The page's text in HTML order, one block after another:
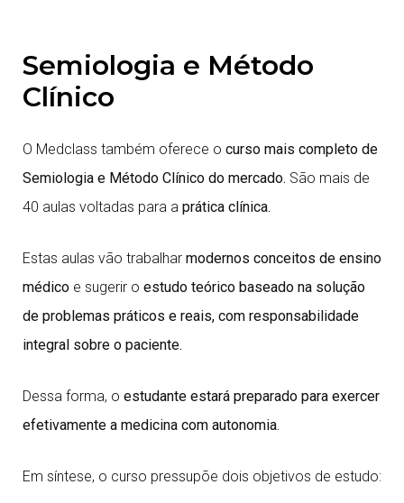
Semiologia e Método
Clínico
O Medclass também oferece o curso mais completo de
Semiologia e Método Clínico do mercado. São mais de
40 aulas voltadas para a prática clínica.
Estas aulas vão trabalhar modernos conceitos de ensino
médico e sugerir o estudo teórico baseado na solução
de problemas práticos e reais, com responsabilidade
integral sobre o paciente.
Dessa forma, o estudante estará preparado para exercer
efetivamente a medicina com autonomia.
Em síntese, o curso pressupõe dois objetivos de estudo: